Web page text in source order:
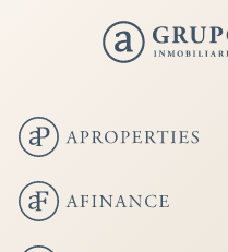
Guardar configuración